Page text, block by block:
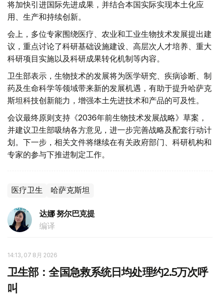
将加快引进国际先进成果，并结合本国实际实现本土化应
用、生产和持续创新。
会上，多位专家围绕医疗、农业和工业生物技术发展提出建
议，重点讨论了科研基础设施建设、高层次人才培养、重大
科研项目实施以及科研成果转化机制等内容。
卫生部表示，生物技术的发展将为医学研究、疾病诊断、制
药及生命科学等领域带来新的发展机遇，有助于提升哈萨克
斯坦科技创新能力，增强本土先进技术和产品的可及性。
会议最终原则支持《2036年前生物技术发展战略》草案，
并建议卫生部吸纳各方意见，进一步完善战略及配套行动计
划。下一步，相关文件将继续在有关政府部门、科研机构和
专家的参与下推进制定工作。
医疗卫生 哈萨克斯坦
达娜 努尔巴克提
编译
14:13, 07 8月 2026
卫生部：全国急救系统日均处理约2.5万次呼
叫